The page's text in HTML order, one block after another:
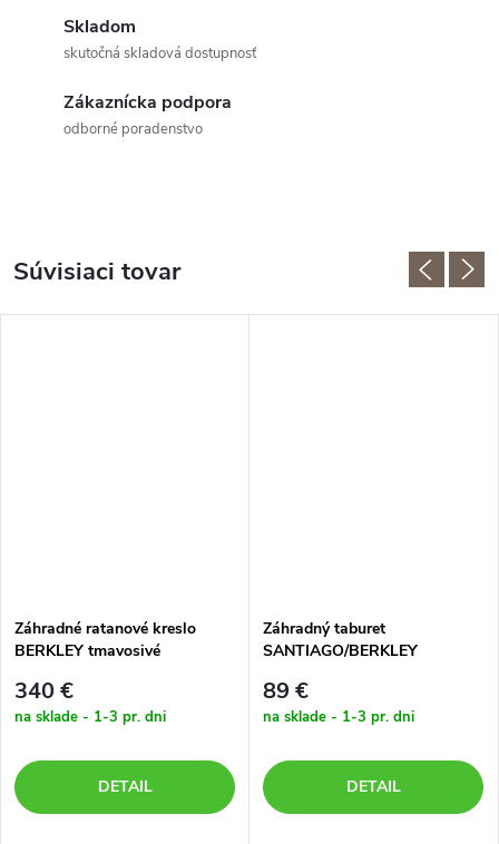
Skladom
skutočná skladová dostupnosť
Zákaznícka podpora
odborné poradenstvo
Súvisiaci tovar
Záhradné ratanové kreslo
BERKLEY tmavosivé
340 €
na sklade - 1-3 pr. dni
DETAIL
Záhradný taburet
SANTIAGO/BERKLEY
89 €
na sklade - 1-3 pr. dni
DETAIL